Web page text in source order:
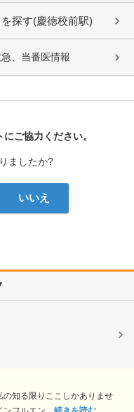
探す(慶徳校前駅)
、当番医情報
ご協力ください。
ましたか?
いいえ
知る限りここしかありませ